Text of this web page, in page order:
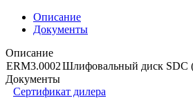
Описание
Документы
Описание
ERM3.0002Шлифовальный диск SDC
Документы
Сертификат дилера